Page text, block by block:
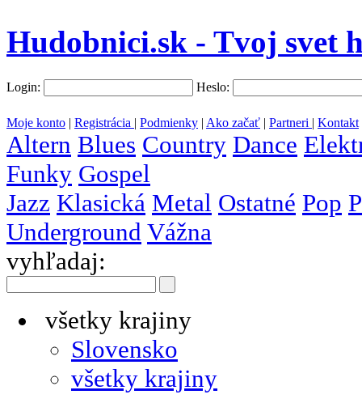
Hudobnici.sk - Tvoj svet
Login: Heslo:
Moje konto | Registrácia | Podmienky | Ako začať | Partneri | Kontakt
Altern Blues Country Dance
Funky Gospel
Jazz Klasická Metal Ostatné Pop
Underground Vážna
vyhľadaj:
všetky krajiny
Slovensko
všetky krajiny